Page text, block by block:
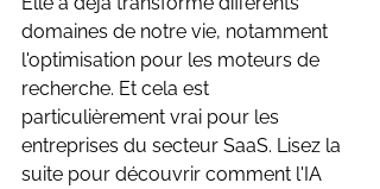
domaines de notre vie, notamment
l'optimisation pour les moteurs de
recherche. Et cela est
particulièrement vrai pour les
entreprises du secteur SaaS. Lisez la
suite pour découvrir comment l'IA